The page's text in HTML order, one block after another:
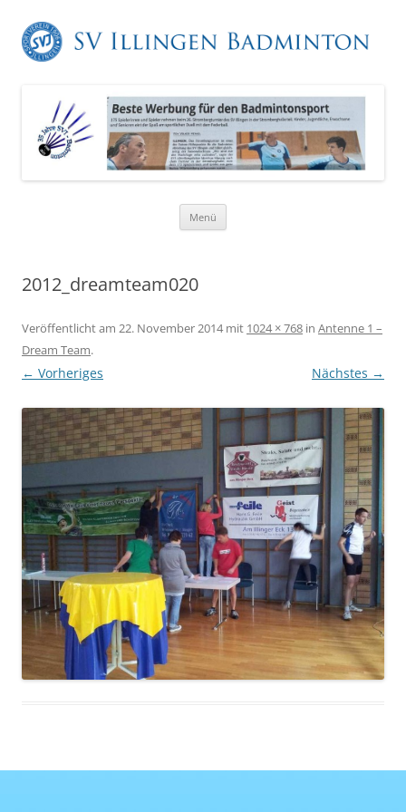
Menü
2012_dreamteam020
Veröffentlicht am 22. November 2014mit 1024 × 768 in Antenne 1 –
Dream Team.
← Vorheriges Nächstes →